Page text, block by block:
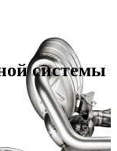
системы